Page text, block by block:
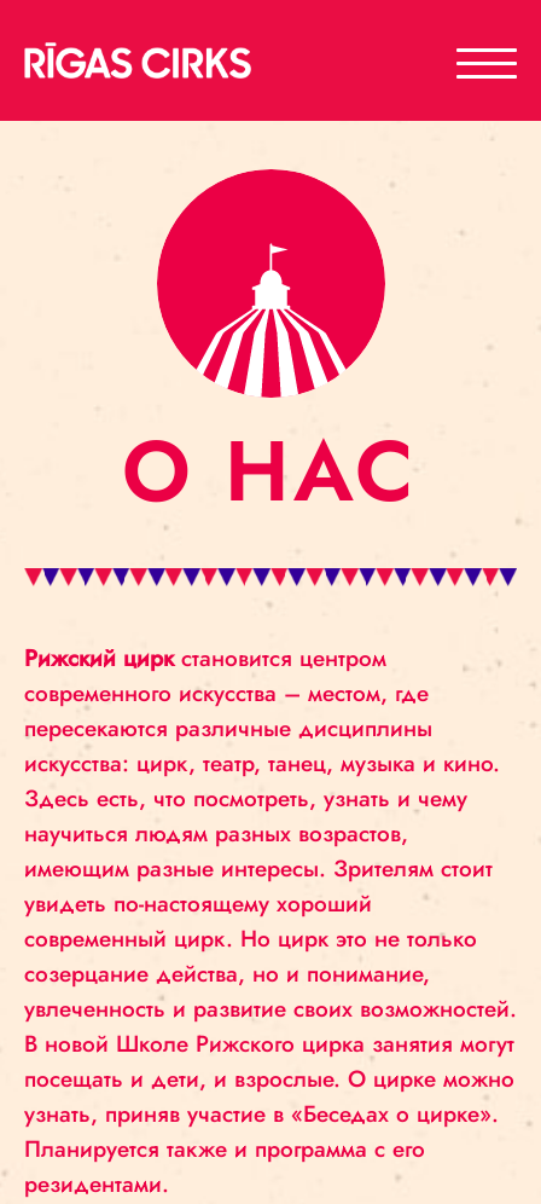
О НАС
Рижский циркстановится центром
современного искусства – местом, где
пересекаются различные дисциплины
искусства: цирк, театр, танец, музыка и кино.
Здесь есть, что посмотреть, узнать и чему
научиться людям разных возрастов,
имеющим разные интересы. Зрителям стоит
увидеть по-настоящему хороший
современный цирк. Но цирк это не только
созерцание действа, но и понимание,
увлеченность и развитие своих возможностей.
В новой Школе Рижского цирка занятия могут
посещать и дети, и взрослые. О цирке можно
узнать, приняв участие в «Беседах о цирке».
Планируется также и программа с его
резидентами.